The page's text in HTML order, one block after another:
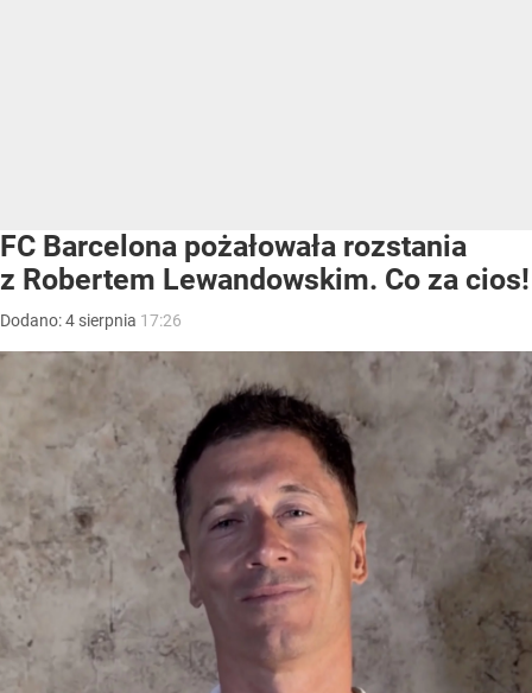
FC Barcelona pożałowała rozstania
z Robertem Lewandowskim. Co za cios!
Dodano:4 sierpnia 17:26